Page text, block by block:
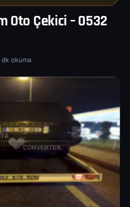
Oto Çekici – 0532
dk okuma